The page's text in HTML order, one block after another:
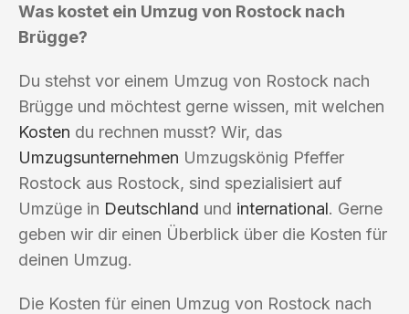
Was kostet ein Umzug von Rostock nach
Brügge?
Du stehst vor einem Umzug von Rostock nach
Brügge und möchtest gerne wissen, mit welchen
Kosten du rechnen musst? Wir, das
Umzugsunternehmen Umzugskönig Pfeffer
Rostock aus Rostock, sind spezialisiert auf
Umzüge in Deutschland und international. Gerne
geben wir dir einen Überblick über die Kosten für
deinen Umzug.
Die Kosten für einen Umzug von Rostock nach